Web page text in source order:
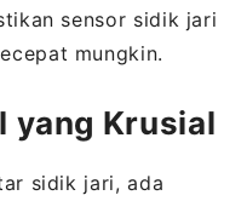
sensor sidik jari
mungkin.
yang Krusial
sidik jari, ada